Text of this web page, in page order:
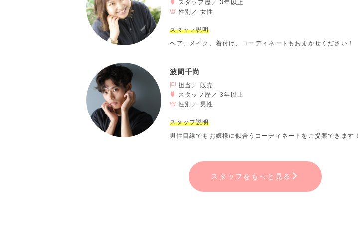
スタッフ歴／ 3年以上
性別／ 女性
スタッフ説明
ヘア、メイク、着付け、コーディネートもおまかせください！
波間千尚
担当／ 販売
スタッフ歴／ 3年以上
性別／
男性
スタッフ説明
男性目線でもお嬢様に似合うコーディネートをご提案できます！
スタッフをもっと見る